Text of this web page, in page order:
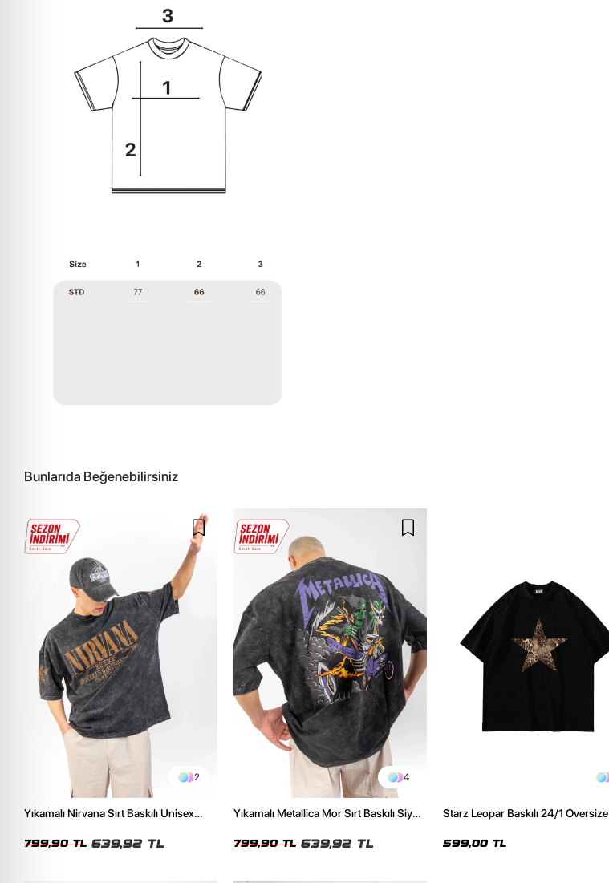
Bunlarıda Beğenebilirsiniz
2
Yıkamalı Nirvana Sırt Baskılı Unisex
799,90 TL 639,92 TL
4
Yıkamalı Metallica Mor Sırt Baskılı Siyah
799,90 TL 639,92 TL
Starz Leopar Baskılı 24/1 Oversize
599,00 TL